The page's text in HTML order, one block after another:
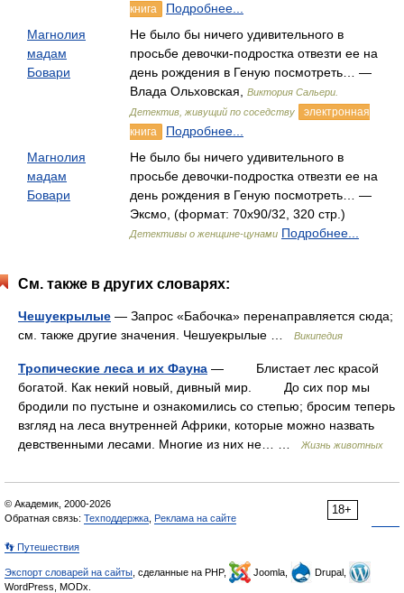
книга
Подробнее...
Магнолия
мадам
Бовари
Не было бы ничего удивительного в
просьбе девочки-подростка отвезти ее на
день рождения в Геную посмотреть… —
Влада Ольховская,
Виктория Сальери.
Детектив, живущий по соседству
электронная
книга
Подробнее...
Магнолия
мадам
Бовари
Не было бы ничего удивительного в
просьбе девочки-подростка отвезти ее на
день рождения в Геную посмотреть… —
Эксмо, (формат: 70x90/32, 320 стр.)
Детективы о женщине-цунами Подробнее...
См. также в других словарях:
Чешуекрылые — Запрос «Бабочка» перенаправляется сюда;
см. также другие значения. Чешуекрылые …
Википедия
Тропические леса и их Фауна — Блистает лес красой
богатой. Как некий новый, дивный мир. До сих пор мы
бродили по пустыне и ознакомились со степью; бросим теперь
взгляд на леса внутренней Африки, которые можно назвать
девственными лесами. Многие из них не… …
Жизнь животных
18+
© Академик, 2000-2026
Обратная связь: Техподдержка Реклама на сайте
👣 Путешествия
Экспорт словарей на сайты , сделанные на PHP, Joomla,
Drupal,
WordPress, MODx.